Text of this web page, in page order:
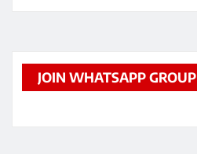
JOIN WHATSAPP GROUP